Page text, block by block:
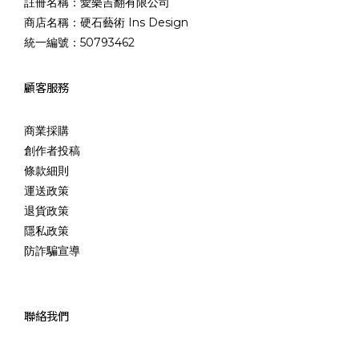
商店名稱：硬石藝術 Ins Design
統一編號：50793462
顧客服務
商業採購
創作者投稿
條款細則
運送政策
退貨政策
隱私政策
防詐騙宣導
聯絡我們